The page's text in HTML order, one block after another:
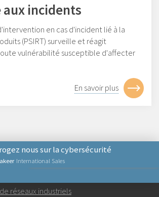
aux incidents
en cas d'incident lié à la
(PSIRT) surveille et réagit
vulnérabilité susceptible d'affecter
En savoir plus
International Sales
nous sur la cybersécurité
réseaux industriels